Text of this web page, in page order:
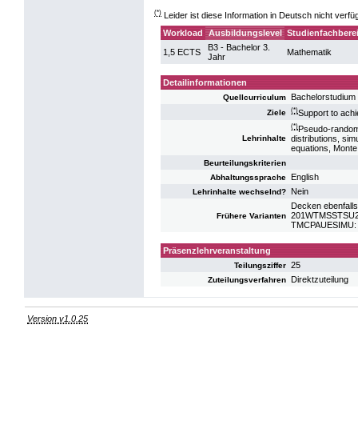
(*) Leider ist diese Information in Deutsch nicht
Workload
Ausbildungslevel
1,5 ECTS
B3 - Bachelor 3.
Jahr
Mathematik
Detailinformationen
Quellcurriculum
Ziele (*)Support to
Lehrinhalte
(*)Pseudo-
distributions,
equations,
Beurteilungskriterien
Abhaltungssprache English
Lehrinhalte wechselnd? Nein
Frühere Varianten
Decken
Präsenzlehrveranstaltung
Teilungsziffer 25
Zuteilungsverfahren Direktzuteilung
Version v1.0.25